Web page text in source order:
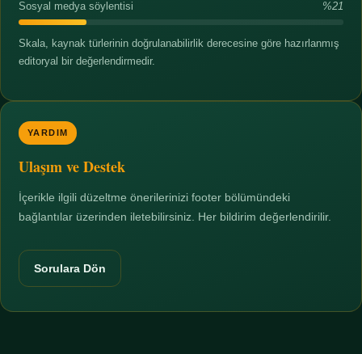
Sosyal medya söylentisi %21
Skala, kaynak türlerinin doğrulanabilirlik derecesine göre hazırlanmış
editoryal bir değerlendirmedir.
YARDIM
Ulaşım ve Destek
İçerikle ilgili düzeltme önerilerinizi footer bölümündeki
bağlantılar üzerinden iletebilirsiniz. Her bildirim değerlendirilir.
Sorulara Dön